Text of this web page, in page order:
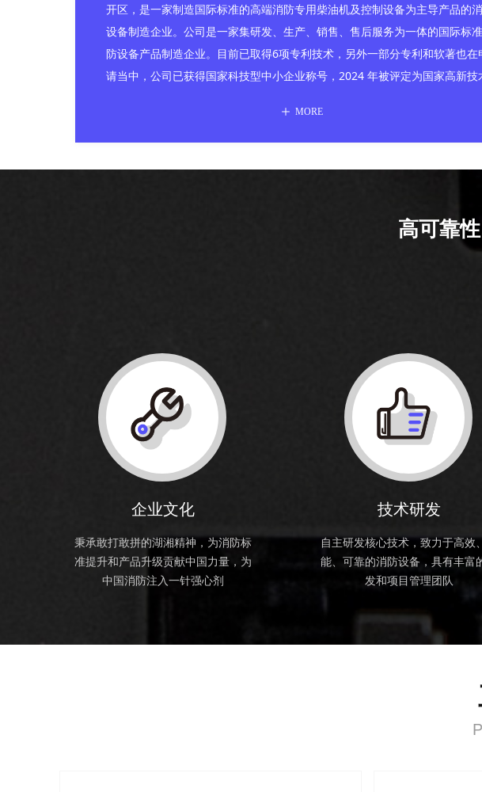
企业文化
秉承敢打敢拼的湖湘精神，为消防标
准提升和产品升级贡献中国力量，为
中国消防注入一针强心剂
高可靠
技术研发
自主研发核心技术，致力于高效
能、可靠的消防设备，具有丰富
发和项目管理团队
开区，是一家制造国际标准的高端消防专用柴油机及控制设备为主导产品的
设备制造企业。公司是一家集研发、生产、销售、售后服务为一体的国际标
防设备产品制造企业。目前已取得6项专利技术，另外一部分专利和软著也在
请当中，公司已获得国家科技型中小企业称号，2024 年被评定为国家高新技
机实验室也已经通过了美国 UL 公司的目击试验，柴油机控制装置已通过美国
UL50/UL50E 认证，可以进入国际市场销售。消防专用柴油机样机目前正在
ꄸ MORE